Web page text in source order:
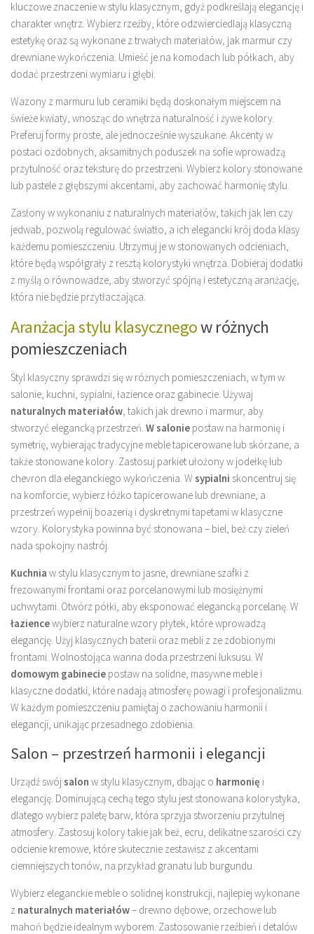
kluczowe znaczenie w stylu klasycznym, gdyż podkreślają elegancję i
charakter wnętrz. Wybierz rzeźby, które odzwierciedlają klasyczną
estetykę oraz są wykonane z trwałych materiałów, jak marmur czy
drewniane wykończenia. Umieść je na komodach lub półkach, aby
dodać przestrzeni wymiaru i głębi.
Wazony z marmuru lub ceramiki będą doskonałym miejscem na
świeże kwiaty, wnosząc do wnętrza naturalność i żywe kolory.
Preferuj formy proste, ale jednocześnie wyszukane. Akcenty w
postaci ozdobnych, aksamitnych poduszek na sofie wprowadzą
przytulność oraz teksturę do przestrzeni. Wybierz kolory stonowane
lub pastele z głębszymi akcentami, aby zachować harmonię stylu.
Zasłony w wykonaniu z naturalnych materiałów, takich jak len czy
jedwab, pozwolą regulować światło, a ich elegancki krój doda klasy
każdemu pomieszczeniu. Utrzymuj je w stonowanych odcieniach,
które będą współgrały z resztą kolorystyki wnętrza. Dobieraj dodatki
z myślą o równowadze, aby stworzyć spójną i estetyczną aranżację,
która nie będzie przytłaczająca.
Aranżacja stylu klasycznegow różnych
pomieszczeniach
Styl klasyczny sprawdzi się w różnych pomieszczeniach, w tym w
salonie, kuchni, sypialni, łazience oraz gabinecie. Używaj
naturalnych materiałów, takich jak drewno i marmur, aby
stworzyć elegancką przestrzeń. W salonie postaw na harmonię i
symetrię, wybierając tradycyjne meble tapicerowane lub skórzane, a
także stonowane kolory. Zastosuj parkiet ułożony w jodełkę lub
chevron dla eleganckiego wykończenia. W sypialni skoncentruj się
na komforcie; wybierz łóżko tapicerowane lub drewniane, a
przestrzeń wypełnij boazerią i dyskretnymi tapetami w klasyczne
wzory. Kolorystyka powinna być stonowana – biel, beż czy zieleń
nada spokojny nastrój.
Kuchnia w stylu klasycznym to jasne, drewniane szafki z
frezowanymi frontami oraz porcelanowymi lub mosiężnymi
uchwytami. Otwórz półki, aby eksponować elegancką porcelanę. W
łaziencewybierz naturalne wzory płytek, które wprowadzą
elegancję. Użyj klasycznych baterii oraz mebli z ze zdobionymi
frontami. Wolnostojąca wanna doda przestrzeni luksusu. W
domowym gabinecie postaw na solidne, masywne meble i
klasyczne dodatki, które nadają atmosferę powagi i profesjonalizmu.
W każdym pomieszczeniu pamiętaj o zachowaniu harmonii i
elegancji, unikając przesadnego zdobienia.
Salon – przestrzeń harmonii i elegancji
Urządź swójsalon w stylu klasycznym, dbając o harmonię i
elegancję. Dominującą cechą tego stylu jest stonowana kolorystyka,
dlatego wybierz paletę barw, która sprzyja stworzeniu przytulnej
atmosfery. Zastosuj kolory takie jak beż, ecru, delikatne szarości czy
odcienie kremowe, które skutecznie zestawisz z akcentami
ciemniejszych tonów, na przykład granatu lub burgundu.
Wybierz eleganckie meble o solidnej konstrukcji, najlepiej wykonane
z naturalnych materiałów– drewno dębowe, orzechowe lub
mahoń będzie idealnym wyborem. Zastosowanie rzeźbień i detalów